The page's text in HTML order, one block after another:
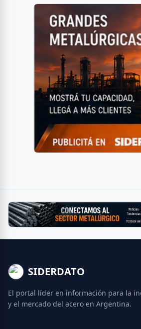
SIDERDATO
El portal líder en información para la
y el mercado del acero en Argentina.